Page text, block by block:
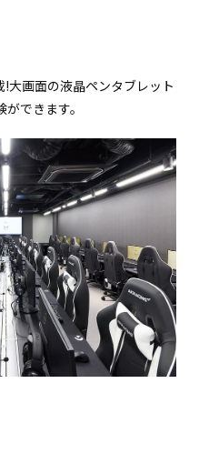
大画面の液晶ペンタブレット
できます。